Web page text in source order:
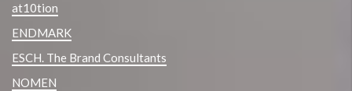
at10tion
ENDMARK
ESCH. The Brand Consultants
NOMEN